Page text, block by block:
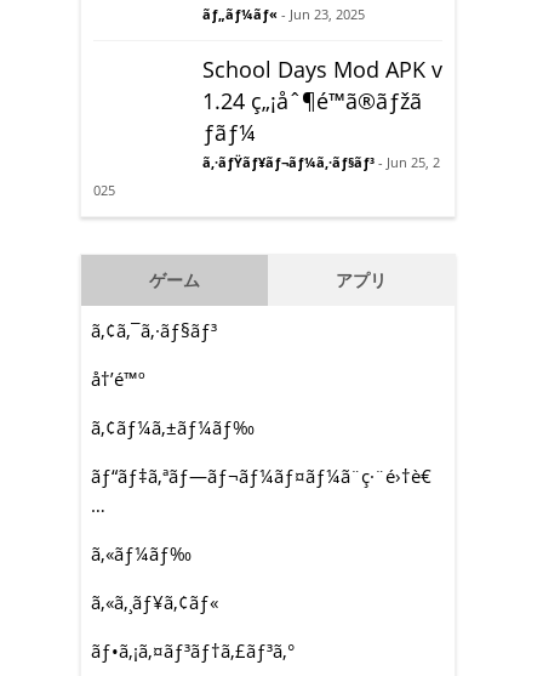
ãƒ„ãƒ¼ãƒ« - Jun 23, 2025
School Days Mod APK v
1.24 ç„¡åˆ¶é™ã®ãƒžã
ƒãƒ¼
ã‚·ãƒŸãƒ¥ãƒ¬ãƒ¼ã‚·ãƒ§ãƒ³ - Jun 25, 2
025
ゲーム アプリ
ã‚¢ã‚¯ã‚·ãƒ§ãƒ³
å†’é™º
ã‚¢ãƒ¼ã‚±ãƒ¼ãƒ‰
ãƒ“ãƒ‡ã‚ªãƒ—ãƒ¬ãƒ¼ãƒ¤ãƒ¼ã¨ç·¨é›†è€
…
ã‚«ãƒ¼ãƒ‰
ã‚«ã‚¸ãƒ¥ã‚¢ãƒ«
ãƒ•ã‚¡ã‚¤ãƒ³ãƒ†ã‚£ãƒ³ã‚°